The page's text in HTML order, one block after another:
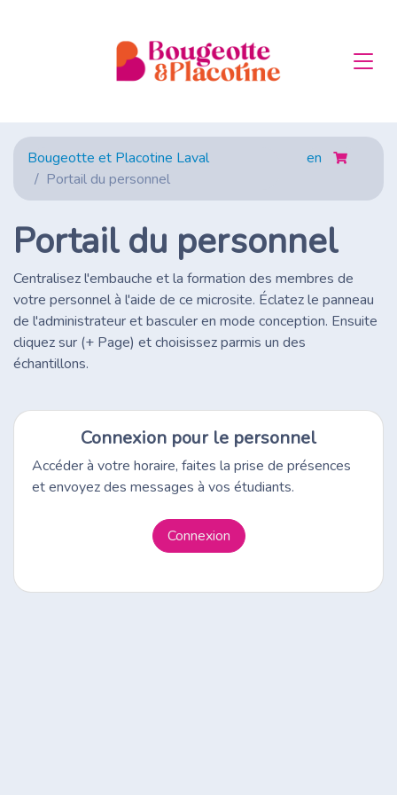
Bougeotte et Placotine Laval
Portail du personnel
en
Portail du personnel
Centralisez l'embauche et la formation des membres de
votre personnel à l'aide de ce microsite. Éclatez le panneau
de l'administrateur et basculer en mode conception. Ensuite
cliquez sur (+ Page) et choisissez parmis un des
échantillons.
Connexion pour le personnel
Accéder à votre horaire, faites la prise de présences
et envoyez des messages à vos étudiants.
Connexion